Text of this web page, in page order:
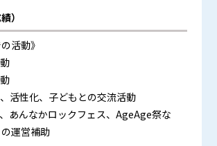
）
活動》
活性化、子どもとの交流活動
あんなかロックフェス、AgeAge祭な
運営補助